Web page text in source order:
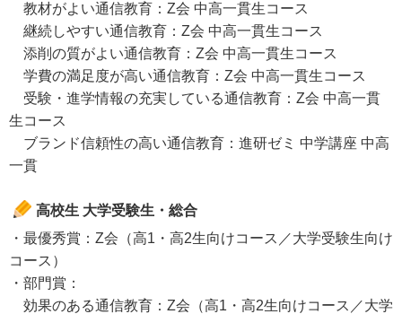
教材がよい通信教育：Z会 中高一貫生コース
継続しやすい通信教育：Z会 中高一貫生コース
添削の質がよい通信教育：Z会 中高一貫生コース
学費の満足度が高い通信教育：Z会 中高一貫生コース
受験・進学情報の充実している通信教育：Z会 中高一貫
生コース
ブランド信頼性の高い通信教育：進研ゼミ 中学講座 中高
一貫
高校生 大学受験生・総合
・最優秀賞：Z会（高1・高2生向けコース／大学受験生向け
コース）
・部門賞：
効果のある通信教育：Z会（高1・高2生向けコース／大学